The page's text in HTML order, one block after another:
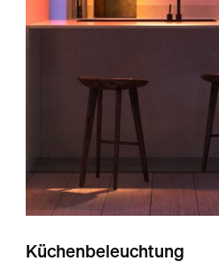
Küchenbeleuchtung